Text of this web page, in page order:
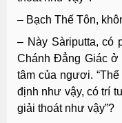
– Bạch Thế Tôn,
– Này Sàriputta, có
Chánh Đẳng Giác ở
tâm của ngươi.
định như vậy, có trí
giải thoát như vậy”?